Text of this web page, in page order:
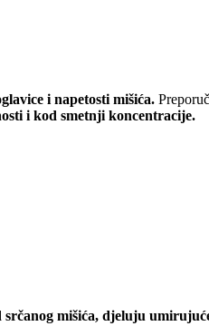
i napetosti mišića.
i kod smetnji koncentracije.
mišića, djeluju